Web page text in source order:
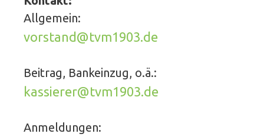
Allgemein:
vorstand@tvm1903.de
Beitrag, Bankeinzug, o.ä.:
kassierer@tvm1903.de
Anmeldungen: